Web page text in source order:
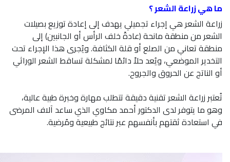
ما هي زراعة الشعر ؟
زراعة الشعر هي إجراء تجميلي يهدف إلى إعادة توزيع بصيلات
الشعر من منطقة مانحة (عادةً خلف الرأس أو الجانبين) إلى
منطقة تعاني من الصلع أو قلة الكثافة. ويُجرى هذا الإجراء تحت
التخدير الموضعي، ويُعد حلاً دائمًا لمشكلة تساقط الشعر الوراثي
أو الناتج عن الحروق والجروح.
تُعتبر زراعة الشعر تقنية دقيقة تتطلب مهارة وخبرة طبية عالية،
وهو ما يتوفر لدى الدكتور أحمد مكاوي الذي ساعد آلاف المرضى
في استعادة ثقتهم بأنفسهم عبر نتائج طبيعية ومُرضية.